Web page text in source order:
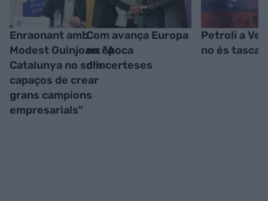
Enraonant amb
Modest Guinjoan: "A
Catalunya no som
capaços de crear
grans campions
empresarials"
Com avança Europa
en època
d’incerteses
Petroli a
no és tasca